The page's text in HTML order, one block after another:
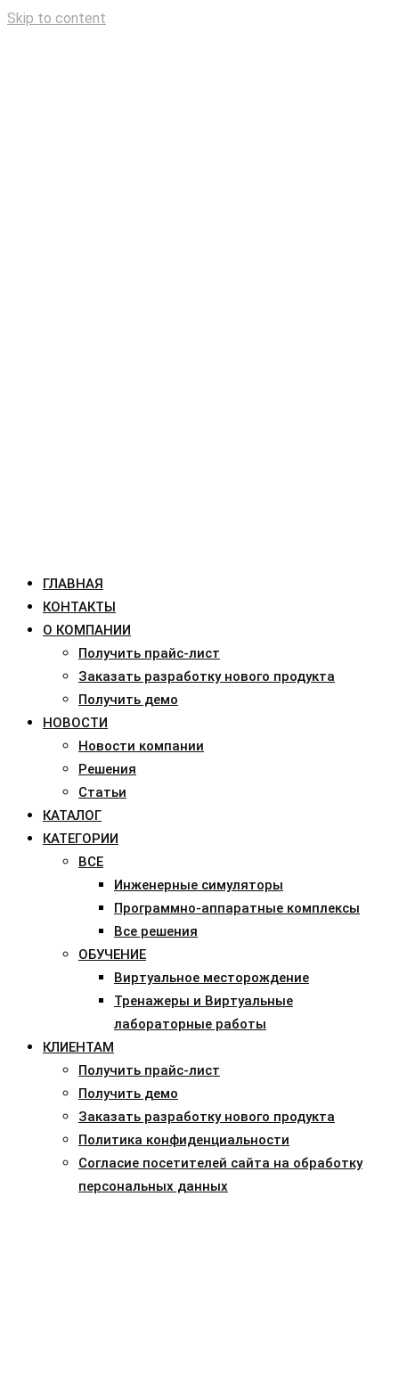
Skip to content
ГЛАВНАЯ
КОНТАКТЫ
О КОМПАНИИ
Получить прайс-лист
Заказать разработку нового продукта
Получить демо
НОВОСТИ
Новости компании
Решения
Статьи
КАТАЛОГ
КАТЕГОРИИ
ВСЕ
Инженерные симуляторы
Программно-аппаратные комплексы
Все решения
ОБУЧЕНИЕ
Виртуальное месторождение
Тренажеры и Виртуальные
лабораторные работы
КЛИЕНТАМ
Получить прайс-лист
Получить демо
Заказать разработку нового продукта
Политика конфиденциальности
Согласие посетителей сайта на обработку
персональных данных